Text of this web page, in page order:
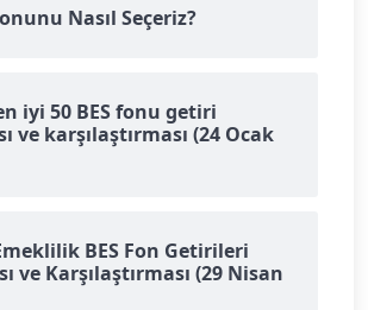
Nasıl Seçeriz?
iyi 50 BES fonu getiri
ve karşılaştırması (24 Ocak
BES Fon Getirileri
ve Karşılaştırması (29 Nisan